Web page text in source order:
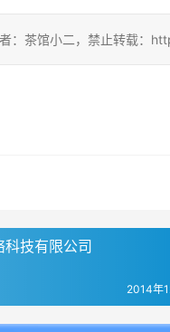
：茶馆小二，禁止转载：
技有限公司
2014年